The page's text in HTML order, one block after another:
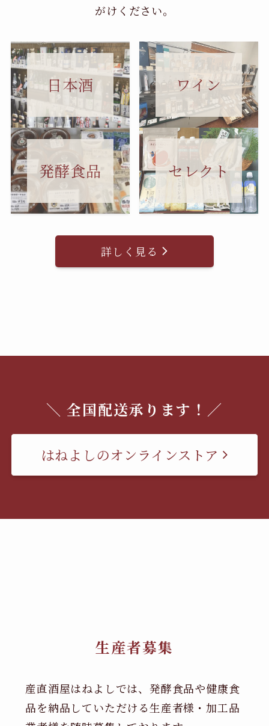
がけください。
日本酒 ワイン
発酵食品 セレクト
詳しく見る
＼ 全国配送承ります！／
はねよしのオンラインストア
生産者募集
産直酒屋はねよしでは、発酵食品や健康食
品を納品していただける生産者様・加工品